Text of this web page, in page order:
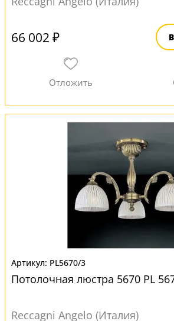
66 002 ₽
PL5670/3
Потолочная люстра 5670 PL
Reccagni Angelo (Италия)